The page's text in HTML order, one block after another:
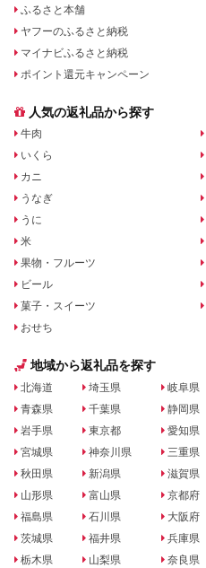
ふるさと本舗
ヤフーのふるさと納税
マイナビふるさと納税
ポイント還元キャンペーン
人気の返礼品から探す
牛肉
いくら
カニ
うなぎ
うに
米
果物・フルーツ
ビール
菓子・スイーツ
おせち
地域から返礼品を探す
北海道
青森県
岩手県
宮城県
秋田県
山形県
福島県
茨城県
栃木県
埼玉県
千葉県
東京都
神奈川県
新潟県
富山県
石川県
福井県
山梨県
岐阜県
静岡県
愛知県
三重県
滋賀県
京都府
大阪府
兵庫県
奈良県